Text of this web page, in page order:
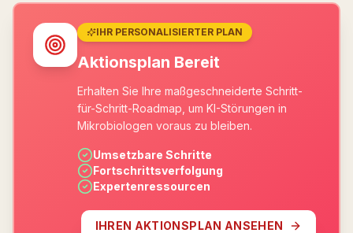
IHR PERSONALISIERTER PLAN
Aktionsplan Bereit
Erhalten Sie Ihre maßgeschneiderte Schritt-
für-Schritt-Roadmap, um KI-Störungen in
Mikrobiologen voraus zu bleiben.
Umsetzbare Schritte
Fortschrittsverfolgung
Expertenressourcen
IHREN AKTIONSPLAN ANSEHEN